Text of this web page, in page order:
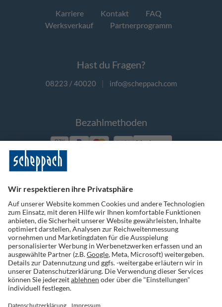
Karriere Kontakt
FAQ
Werksverkauf
Partnerprogramm
Hast du Fragen?
08223 / 40020 | info@scheppach.com
Bezahlmethoden
Vorkasse
Folge uns auf Social Media